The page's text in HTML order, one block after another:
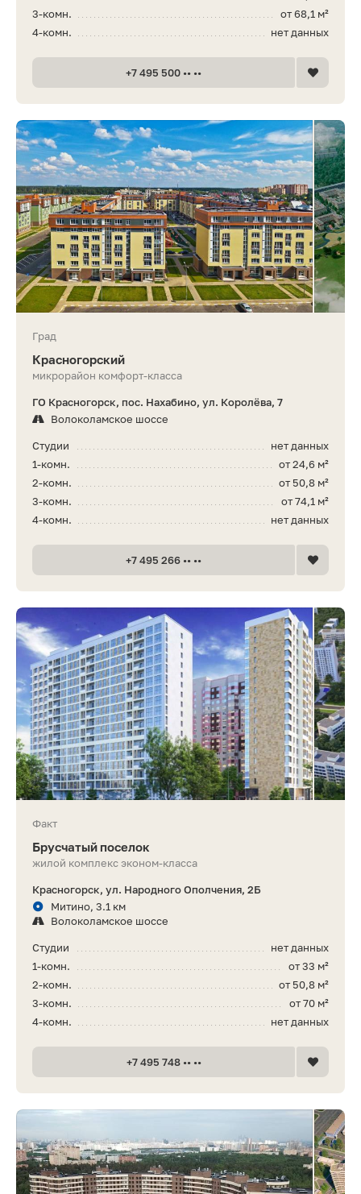
от 68,1 м²
3-комн.
нет данных
4-комн.
+7 495 500 •• ••
Град
Красногорский
микрорайон комфорт-класса
ГО Красногорск, пос. Нахабино, ул. Королёва, 7
Волоколамское шоссе
нет данных
Студии
от 24,6 м²
1-комн.
от 50,8 м²
2-комн.
от 74,1 м²
3-комн.
нет данных
4-комн.
+7 495 266 •• ••
Факт
Брусчатый поселок
жилой комплекс эконом-класса
Красногорск, ул. Народного Ополчения, 2Б
Митино, 3.1 км
Волоколамское шоссе
нет данных
Студии
от 33 м²
1-комн.
от 50,8 м²
2-комн.
от 70 м²
3-комн.
нет данных
4-комн.
+7 495 748 •• ••